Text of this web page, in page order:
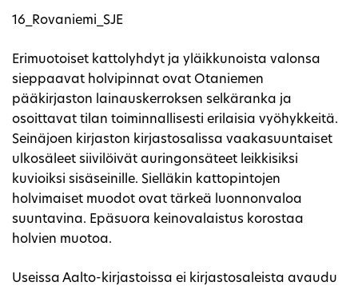
16_Rovaniemi_SJE
Erimuotoiset kattolyhdyt ja yläikkunoista valonsa
sieppaavat holvipinnat ovat Otaniemen
pääkirjaston lainauskerroksen selkäranka ja
osoittavat tilan toiminnallisesti erilaisia vyöhykkeitä.
Seinäjoen kirjaston kirjastosalissa vaakasuuntaiset
ulkosäleet siivilöivät auringonsäteet leikkisiksi
kuvioiksi sisäseinille. Sielläkin kattopintojen
holvimaiset muodot ovat tärkeä luonnonvaloa
suuntavina. Epäsuora keinovalaistus korostaa
holvien muotoa.
Useissa Aalto-kirjastoissa ei kirjastosaleista avaudu